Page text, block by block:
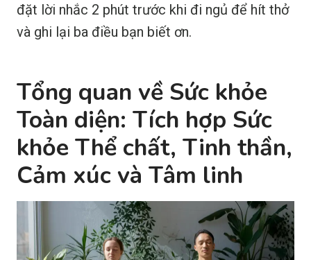
đặt lời nhắc 2 phút trước khi đi ngủ để hít thở
và ghi lại ba điều bạn biết ơn.
Tổng quan về Sức khỏe
Toàn diện: Tích hợp Sức
khỏe Thể chất, Tinh thần,
Cảm xúc và Tâm linh